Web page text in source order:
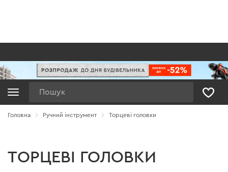
Головна Ручний інструмент Торцеві головки
ТОРЦЕВІ ГОЛОВКИ